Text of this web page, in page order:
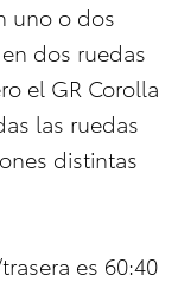
uno o dos
dos ruedas
el GR Corolla
las ruedas
distintas
es 60:40